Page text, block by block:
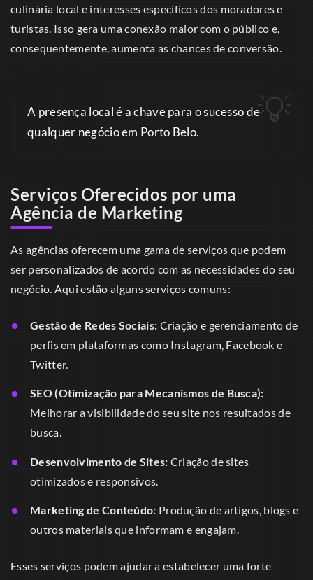
culinária local e interesses específicos dos moradores e
turistas. Isso gera uma conexão maior com o público e,
consequentemente, aumenta as chances de conversão.
A presença local é a chave para o sucesso de
qualquer negócio em Porto Belo.
Serviços Oferecidos por uma
Agência de Marketing
As agências oferecem uma gama de serviços que podem
ser personalizados de acordo com as necessidades do seu
negócio. Aqui estão alguns serviços comuns:
Gestão de Redes Sociais: Criação e gerenciamento de
perfis em plataformas como Instagram, Facebook e
Twitter.
SEO (Otimização para Mecanismos de Busca):
Melhorar a visibilidade do seu site nos resultados de
busca.
Desenvolvimento de Sites: Criação de sites
otimizados e responsivos.
Marketing de Conteúdo: Produção de artigos, blogs e
outros materiais que informam e engajam.
Esses serviços podem ajudar a estabelecer uma forte